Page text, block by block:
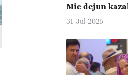
Mic dejun
31-Jul-2026